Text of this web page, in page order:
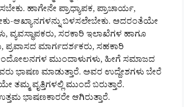
ಹಾಗೇನೇ ಪ್ರಾಧ್ಯಾಪಕ, ಪ್ರಾಚಾರ್ಯ,
ಆಖ್ಯಾನಗಳನ್ನು ಬಳಸಲೇಬೇಕು. ಅದರಂತೆಯೇ
ವ್ಯವಸ್ಥಾಪಕರು, ಸರಕಾರಿ ಇಲಾಖೆಗಳ ಹಾಗೂ
ಪ್ರವಾಸದ ಮಾರ್ಗದರ್ಶಕರು, ಸಹಕಾರಿ
ಮುಂದಾಳುಗಳು, ಹೀಗೆ ಸಮಾಜದ
ಭಾಷಣ ಮಾಡುತ್ತಾರೆ. ಅವರ ಉದ್ದೇಶಗಳು ಬೇರೆ
ವೃತ್ತಿಗಳಲ್ಲಿ ಮುಂದೆ ಬರುತ್ತಾರೆ.
ಭಾಷಣಕಾರರೇ ಆಗಿರುತ್ತಾರೆ.